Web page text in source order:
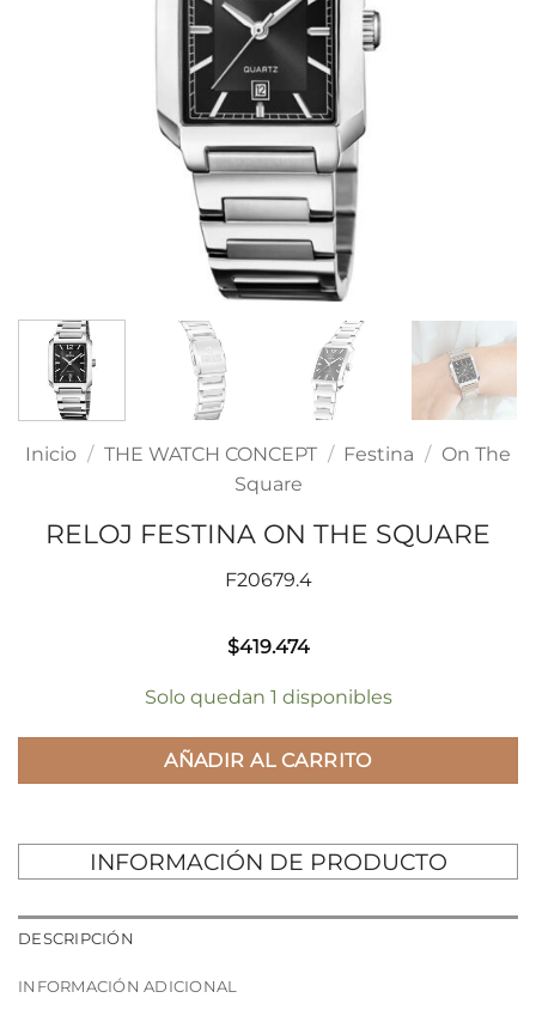
Inicio / THE WATCH CONCEPT / Festina / On The
Square
RELOJ FESTINA ON THE SQUARE
F20679.4
$419.474
Solo quedan 1 disponibles
AÑADIR AL CARRITO
INFORMACIÓN DE PRODUCTO
DESCRIPCIÓN
INFORMACIÓN ADICIONAL